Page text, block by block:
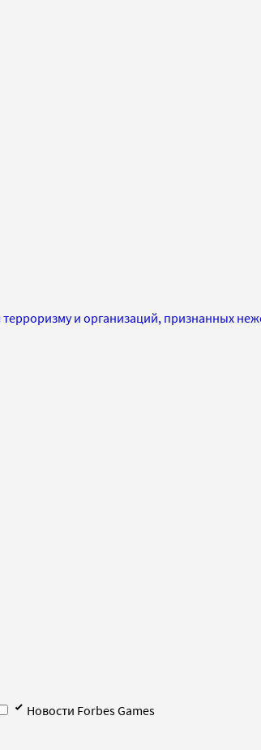
терроризму и организаций, признанных
Новости Forbes Games